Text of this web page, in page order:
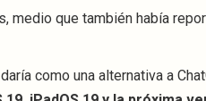
medio que también había
como una alternativa a